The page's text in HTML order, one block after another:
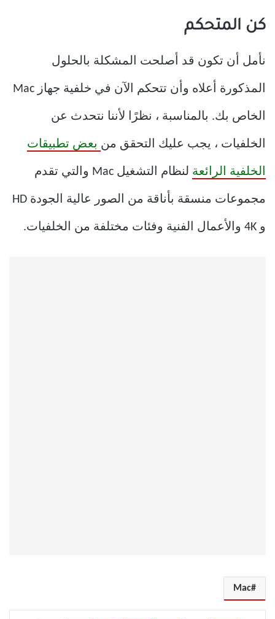
كن المتحكم
نأمل أن تكون قد أصلحت المشكلة بالحلول
المذكورة أعلاه وأن تتحكم الآن في خلفية جهاز Mac
الخاص بك. بالمناسبة ، نظرًا لأننا نتحدث عن
الخلفيات ، يجب عليك التحقق من بعض تطبيقات
الخلفية الرائعة لنظام التشغيل Mac والتي تقدم
مجموعات منسقة بأناقة من الصور عالية الجودة HD
و 4K والأعمال الفنية وفئات مختلفة من الخلفيات.
Mac